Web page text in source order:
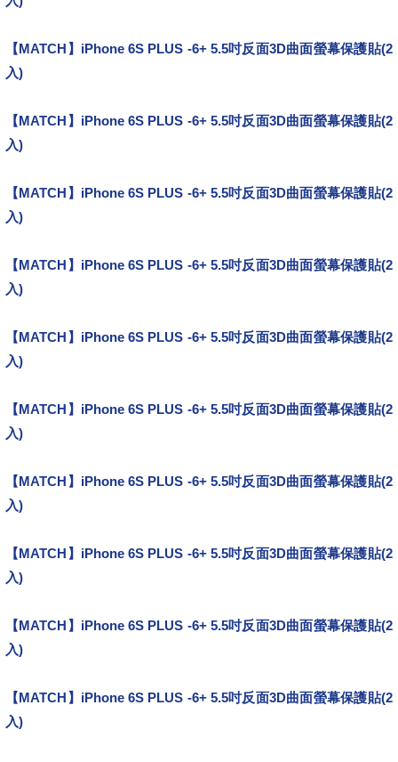
【MATCH】iPhone 6S PLUS -6+ 5.5吋反面3D曲面螢幕保護貼(2
入)
【MATCH】iPhone 6S PLUS -6+ 5.5吋反面3D曲面螢幕保護貼(2
入)
【MATCH】iPhone 6S PLUS -6+ 5.5吋反面3D曲面螢幕保護貼(2
入)
【MATCH】iPhone 6S PLUS -6+ 5.5吋反面3D曲面螢幕保護貼(2
入)
【MATCH】iPhone 6S PLUS -6+ 5.5吋反面3D曲面螢幕保護貼(2
入)
【MATCH】iPhone 6S PLUS -6+ 5.5吋反面3D曲面螢幕保護貼(2
入)
【MATCH】iPhone 6S PLUS -6+ 5.5吋反面3D曲面螢幕保護貼(2
入)
【MATCH】iPhone 6S PLUS -6+ 5.5吋反面3D曲面螢幕保護貼(2
入)
【MATCH】iPhone 6S PLUS -6+ 5.5吋反面3D曲面螢幕保護貼(2
入)
【MATCH】iPhone 6S PLUS -6+ 5.5吋反面3D曲面螢幕保護貼(2
入)